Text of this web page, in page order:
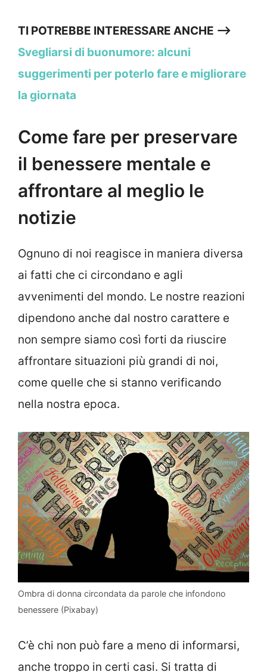
TI POTREBBE INTERESSARE ANCHE —>
Svegliarsi di buonumore: alcuni
suggerimenti per poterlo fare e migliorare
la giornata
Come fare per preservare
il benessere mentale e
affrontare al meglio le
notizie
Ognuno di noi reagisce in maniera diversa
ai fatti che ci circondano e agli
avvenimenti del mondo. Le nostre reazioni
dipendono anche dal nostro carattere e
non sempre siamo così forti da riuscire
affrontare situazioni più grandi di noi,
come quelle che si stanno verificando
nella nostra epoca.
Ombra di donna circondata da parole che infondono
benessere (Pixabay)
C’è chi non può fare a meno di informarsi,
anche troppo in certi casi. Si tratta di